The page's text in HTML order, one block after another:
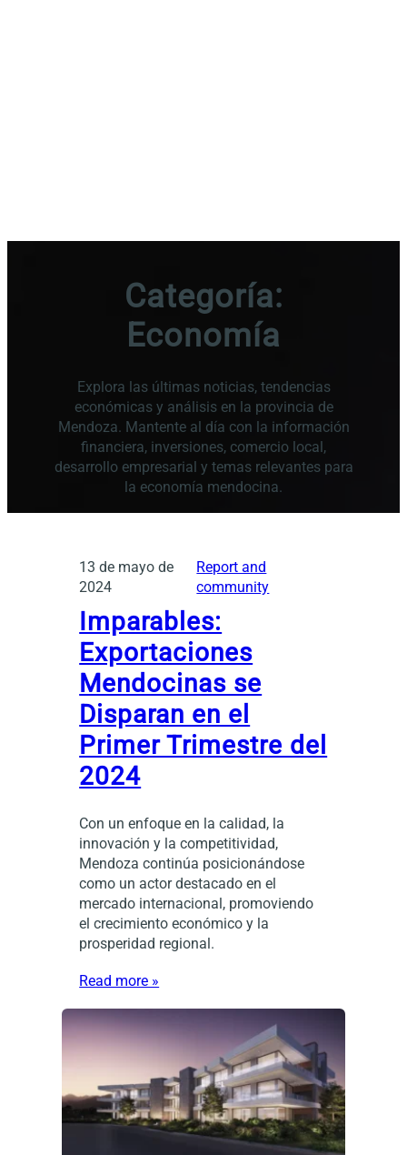
Categoría:
Economía
Explora las últimas noticias, tendencias
económicas y análisis en la provincia de
Mendoza. Mantente al día con la información
financiera, inversiones, comercio local,
desarrollo empresarial y temas relevantes para
la economía mendocina.
13 de mayo de
2024
Report and
community
Imparables:
Exportaciones
Mendocinas se
Disparan en el
Primer Trimestre del
2024
Con un enfoque en la calidad, la
innovación y la competitividad,
Mendoza continúa posicionándose
como un actor destacado en el
mercado internacional, promoviendo
el crecimiento económico y la
prosperidad regional.
Read more »